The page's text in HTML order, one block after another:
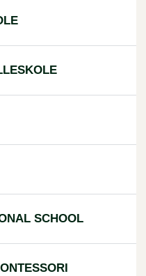
SCHOOL